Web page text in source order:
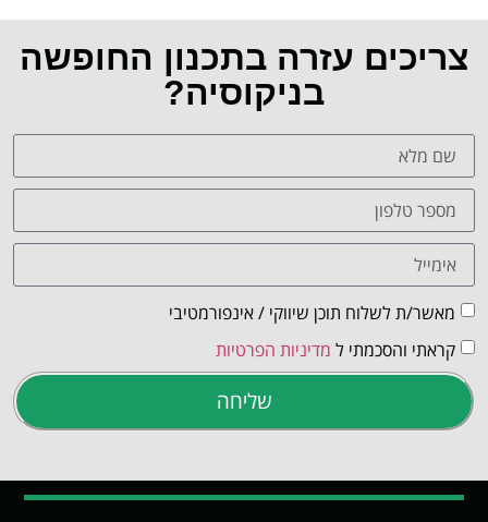
צריכים עזרה בתכנון החופשה
בניקוסיה?
מאשר/ת לשלוח תוכן שיווקי / אינפורמטיבי
קראתי והסכמתי ל מדיניות הפרטיות
שליחה